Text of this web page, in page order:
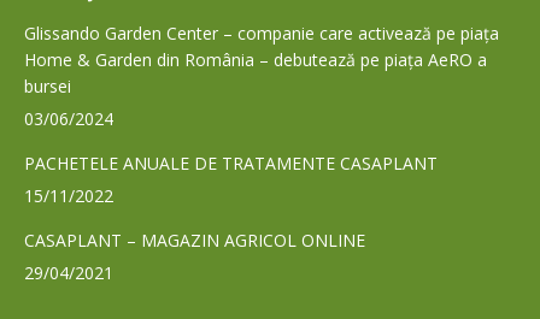
in
new
window
in
new
Glissando Garden Center – companie care activează pe piața
Home & Garden din România – debutează pe piața AeRO a
bursei
03/06/2024
PACHETELE ANUALE DE TRATAMENTE CASAPLANT
15/11/2022
CASAPLANT – MAGAZIN AGRICOL ONLINE
29/04/2021